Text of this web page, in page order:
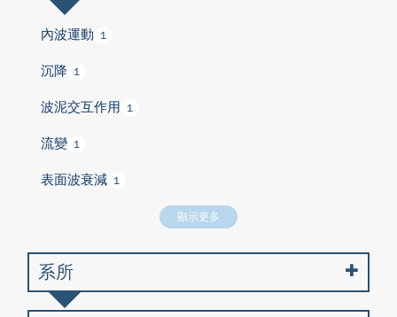
內波運動 1
沉降 1
波泥交互作用 1
流變 1
表面波衰減 1
顯示更多
系所